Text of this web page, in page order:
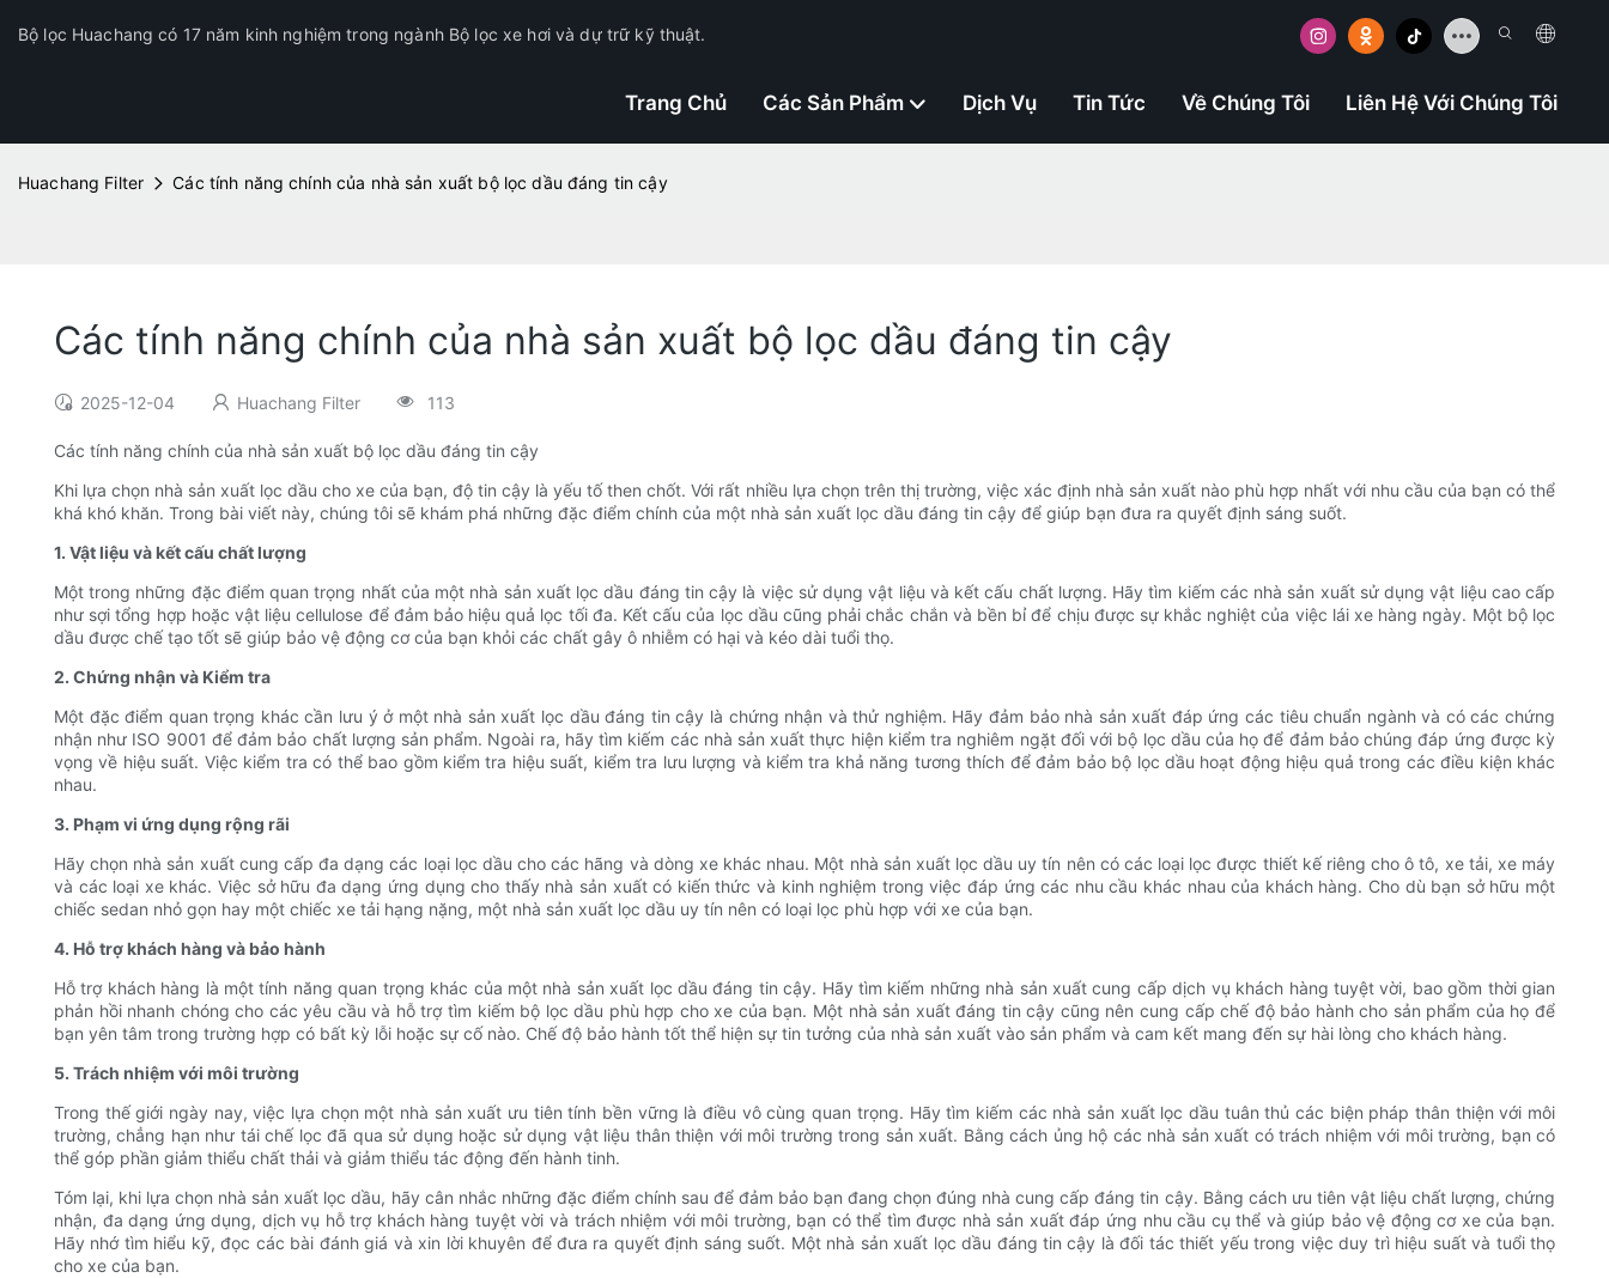
Bộ lọc Huachang có 17 năm kinh nghiệm trong ngành Bộ lọc xe hơi và dự trữ kỹ thuật.
Trang Chủ Các Sản Phẩm Dịch Vụ Tin Tức Về Chúng Tôi Liên Hệ Với Chúng Tôi
Huachang Filter Các tính năng chính của nhà sản xuất bộ lọc dầu đáng tin cậy
Các tính năng chính của nhà sản xuất bộ lọc dầu đáng tin cậy
2025-12-04 Huachang Filter 113
Các tính năng chính của nhà sản xuất bộ lọc dầu đáng tin cậy
Khi lựa chọn nhà sản xuất lọc dầu cho xe của bạn, độ tin cậy là yếu tố then chốt. Với rất nhiều lựa chọn trên thị trường, việc xác định nhà sản xuất nào phù hợp nhất với nhu cầu của bạn có thể
khá khó khăn. Trong bài viết này, chúng tôi sẽ khám phá những đặc điểm chính của một nhà sản xuất lọc dầu đáng tin cậy để giúp bạn đưa ra quyết định sáng suốt.
1. Vật liệu và kết cấu chất lượng
Một trong những đặc điểm quan trọng nhất của một nhà sản xuất lọc dầu đáng tin cậy là việc sử dụng vật liệu và kết cấu chất lượng. Hãy tìm kiếm các nhà sản xuất sử dụng vật liệu cao cấp
như sợi tổng hợp hoặc vật liệu cellulose để đảm bảo hiệu quả lọc tối đa. Kết cấu của lọc dầu cũng phải chắc chắn và bền bỉ để chịu được sự khắc nghiệt của việc lái xe hàng ngày. Một bộ lọc
dầu được chế tạo tốt sẽ giúp bảo vệ động cơ của bạn khỏi các chất gây ô nhiễm có hại và kéo dài tuổi thọ.
2. Chứng nhận và Kiểm tra
Một đặc điểm quan trọng khác cần lưu ý ở một nhà sản xuất lọc dầu đáng tin cậy là chứng nhận và thử nghiệm. Hãy đảm bảo nhà sản xuất đáp ứng các tiêu chuẩn ngành và có các chứng
nhận như ISO 9001 để đảm bảo chất lượng sản phẩm. Ngoài ra, hãy tìm kiếm các nhà sản xuất thực hiện kiểm tra nghiêm ngặt đối với bộ lọc dầu của họ để đảm bảo chúng đáp ứng được kỳ
vọng về hiệu suất. Việc kiểm tra có thể bao gồm kiểm tra hiệu suất, kiểm tra lưu lượng và kiểm tra khả năng tương thích để đảm bảo bộ lọc dầu hoạt động hiệu quả trong các điều kiện khác
nhau.
3. Phạm vi ứng dụng rộng rãi
Hãy chọn nhà sản xuất cung cấp đa dạng các loại lọc dầu cho các hãng và dòng xe khác nhau. Một nhà sản xuất lọc dầu uy tín nên có các loại lọc được thiết kế riêng cho ô tô, xe tải, xe máy
và các loại xe khác. Việc sở hữu đa dạng ứng dụng cho thấy nhà sản xuất có kiến ​​thức và kinh nghiệm trong việc đáp ứng các nhu cầu khác nhau của khách hàng. Cho dù bạn sở hữu một
chiếc sedan nhỏ gọn hay một chiếc xe tải hạng nặng, một nhà sản xuất lọc dầu uy tín nên có loại lọc phù hợp với xe của bạn.
4. Hỗ trợ khách hàng và bảo hành
Hỗ trợ khách hàng là một tính năng quan trọng khác của một nhà sản xuất lọc dầu đáng tin cậy. Hãy tìm kiếm những nhà sản xuất cung cấp dịch vụ khách hàng tuyệt vời, bao gồm thời gian
phản hồi nhanh chóng cho các yêu cầu và hỗ trợ tìm kiếm bộ lọc dầu phù hợp cho xe của bạn. Một nhà sản xuất đáng tin cậy cũng nên cung cấp chế độ bảo hành cho sản phẩm của họ để
bạn yên tâm trong trường hợp có bất kỳ lỗi hoặc sự cố nào. Chế độ bảo hành tốt thể hiện sự tin tưởng của nhà sản xuất vào sản phẩm và cam kết mang đến sự hài lòng cho khách hàng.
5. Trách nhiệm với môi trường
Trong thế giới ngày nay, việc lựa chọn một nhà sản xuất ưu tiên tính bền vững là điều vô cùng quan trọng. Hãy tìm kiếm các nhà sản xuất lọc dầu tuân thủ các biện pháp thân thiện với môi
trường, chẳng hạn như tái chế lọc đã qua sử dụng hoặc sử dụng vật liệu thân thiện với môi trường trong sản xuất. Bằng cách ủng hộ các nhà sản xuất có trách nhiệm với môi trường, bạn có
thể góp phần giảm thiểu chất thải và giảm thiểu tác động đến hành tinh.
Tóm lại, khi lựa chọn nhà sản xuất lọc dầu, hãy cân nhắc những đặc điểm chính sau để đảm bảo bạn đang chọn đúng nhà cung cấp đáng tin cậy. Bằng cách ưu tiên vật liệu chất lượng, chứng
nhận, đa dạng ứng dụng, dịch vụ hỗ trợ khách hàng tuyệt vời và trách nhiệm với môi trường, bạn có thể tìm được nhà sản xuất đáp ứng nhu cầu cụ thể và giúp bảo vệ động cơ xe của bạn.
Hãy nhớ tìm hiểu kỹ, đọc các bài đánh giá và xin lời khuyên để đưa ra quyết định sáng suốt. Một nhà sản xuất lọc dầu đáng tin cậy là đối tác thiết yếu trong việc duy trì hiệu suất và tuổi thọ
cho xe của bạn.